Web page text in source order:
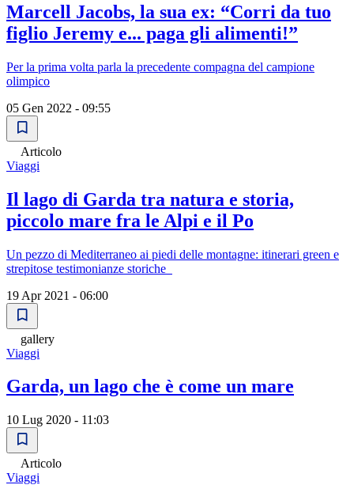
Marcell Jacobs, la sua ex: “Corri da tuo
figlio Jeremy e... paga gli alimenti!”
Per la prima volta parla la precedente compagna del campione
olimpico
05 Gen 2022 - 09:55
Articolo
Viaggi
Il lago di Garda tra natura e storia,
piccolo mare fra le Alpi e il Po
Un pezzo di Mediterraneo ai piedi delle montagne: itinerari green e
strepitose testimonianze storiche
19 Apr 2021 - 06:00
gallery
Viaggi
Garda, un lago che è come un mare
10 Lug 2020 - 11:03
Articolo
Viaggi